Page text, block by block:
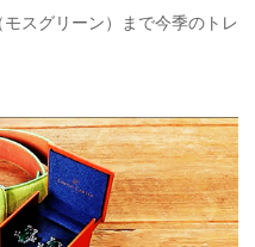
スグリーン）まで今季のトレ